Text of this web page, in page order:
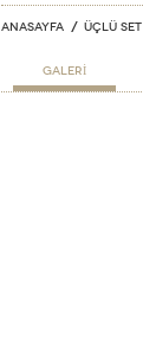
Anasayfa Üçlü Set
GALERİ